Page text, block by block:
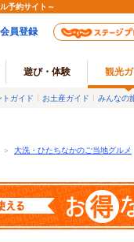
予約サイト～
会員登録
遊び・体験 観光
トガイド お土産ガイド みんなの
＞ 大洗・ひたちなかのご当地グルメ